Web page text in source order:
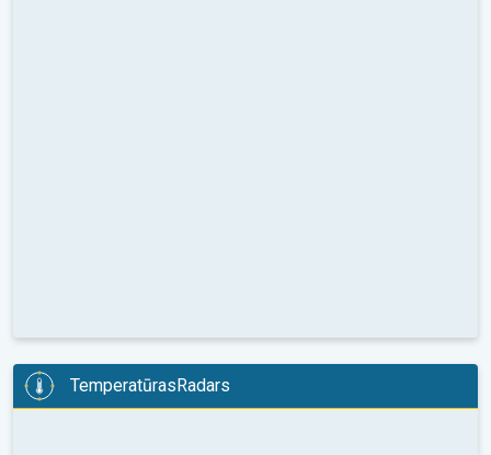
TemperatūrasRadars